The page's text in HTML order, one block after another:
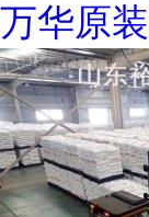
万华原